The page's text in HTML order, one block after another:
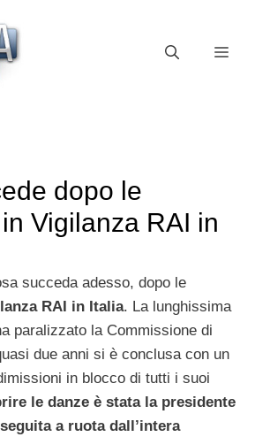
dopo le
Vigilanza RAI in
succeda adesso, dopo le
RAI in Italia. La lunghissima
paralizzato la Commissione di
due anni si è conclusa con un
in blocco di tutti i suoi
le danze è stata la presidente
a ruota dall’intera